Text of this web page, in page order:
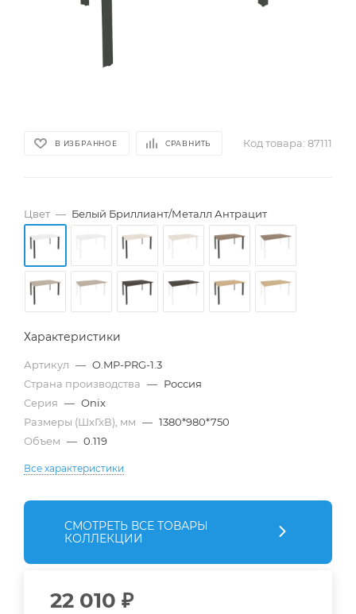
В ИЗБРАННОЕ СРАВНИТЬ Код товара: 87111
Цвет — Белый Бриллиант/Металл Антрацит
Характеристики
Артикул — O.MP-PRG-1.3
Страна производства — Россия
Серия — Onix
Размеры (ШхГхВ), мм — 1380*980*750
Объем — 0.119
Все характеристики
СМОТРЕТЬ ВСЕ ТОВАРЫ
КОЛЛЕКЦИИ
22 010 ₽